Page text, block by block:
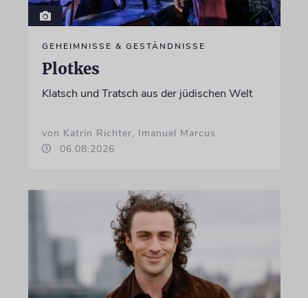
GEHEIMNISSE & GESTÄNDNISSE
Plotkes
Klatsch und Tratsch aus der jüdischen Welt
von Katrin Richter, Imanuel Marcus
06.08.2026